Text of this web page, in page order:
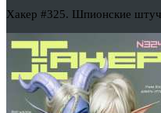
Хакер #325. Шпионские